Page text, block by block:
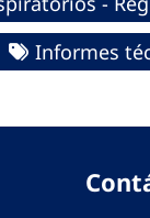
Informes